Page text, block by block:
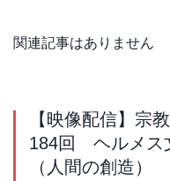
関連記事はありません
【映像配信】
184回 ヘルメス
（人間の創造）